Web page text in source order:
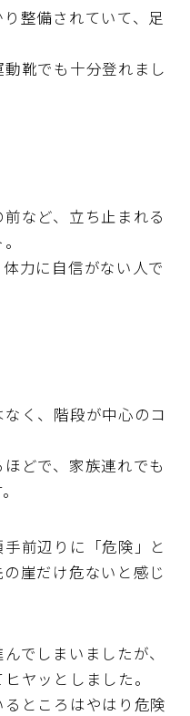
整備されていて、足
靴でも十分登れまし
など、立ち止まれる
力に自信がない人で
く、階段が中心のコ
どで、家族連れでも
前辺りに「危険」と
崖だけ危ないと感じ
でしまいましたが、
ヤッとしました。
るところはやはり危険